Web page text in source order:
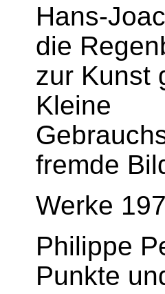
Hans-
die
zur Kunst
Kleine
fremde
Werke
Philippe
Punkte